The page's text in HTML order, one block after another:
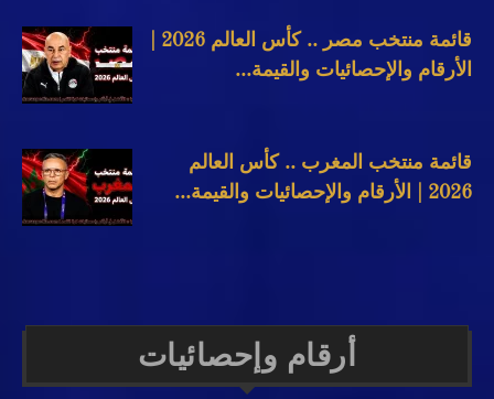
الأرقام والإحصائيات والقيمة...
قائمة منتخب المغرب .. كأس العالم
2026 | الأرقام والإحصائيات والقيمة...
أرقام وإحصائيات